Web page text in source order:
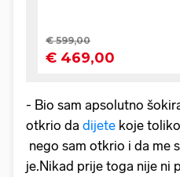
- Bio sam apsolutno
otkrio da dijete koje
nego sam otkrio i da me
je.Nikad prije toga nije ni